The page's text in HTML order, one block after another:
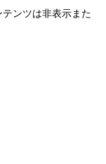
ンツは非表示また